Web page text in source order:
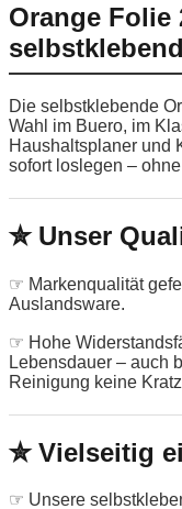
Orange Folie
Die selbstklebende
Wahl im Buero, im
Haushaltsplaner und
sofort loslegen –
✮ Unser
☞ Markenqualität
Auslandsware.
☞ Hohe
Lebensdauer – auch
Reinigung keine
✮ Vielseitig
☞ Unsere